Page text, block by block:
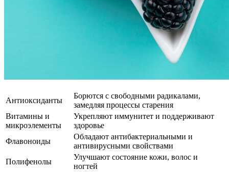
Антиоксиданты
Борются с свободными радикалами,
замедляя процессы старения
Витамины и
микроэлементы
Укрепляют иммунитет и поддерживают
здоровье
Флавоноиды
Обладают антибактериальными и
антивирусными свойствами
Полифенолы
Улучшают состояние кожи, волос и
ногтей